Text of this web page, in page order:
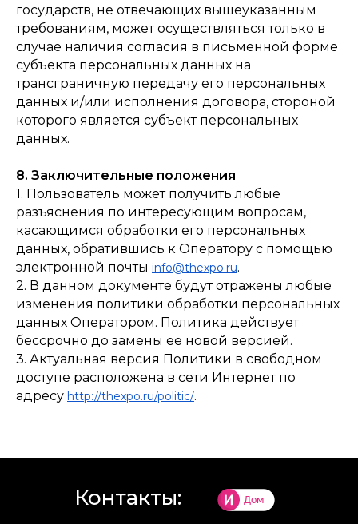
государств, не отвечающих вышеуказанным
требованиям, может осуществляться только в
случае наличия согласия в письменной форме
субъекта персональных данных на
трансграничную передачу его персональных
данных и/или исполнения договора, стороной
которого является субъект персональных
данных.
8. Заключительные положения
1. Пользователь может получить любые
разъяснения по интересующим вопросам,
касающимся обработки его персональных
данных, обратившись к Оператору с помощью
электронной почты info@thexpo.ru.
2. В данном документе будут отражены любые
изменения политики обработки персональных
данных Оператором. Политика действует
бессрочно до замены ее новой версией.
3. Актуальная версия Политики в свободном
доступе расположена в сети Интернет по
адресу http://thexpo.ru/politic/.
Контакты: